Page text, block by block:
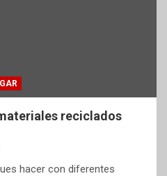
reciclados
hacer con diferentes